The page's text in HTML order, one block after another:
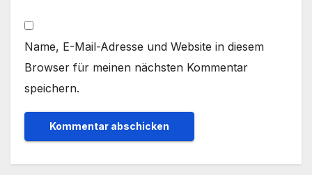
Name, E-Mail-Adresse und Website in diesem
Browser für meinen nächsten Kommentar
speichern.